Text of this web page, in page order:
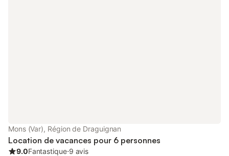
Mons (Var), Région de Draguignan
Location de vacances pour 6 personnes
9.0Fantastique⋅9 avis